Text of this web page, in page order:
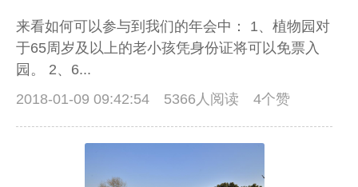
来看如何可以参与到我们的年会中： 1、植物园对
于65周岁及以上的老小孩凭身份证将可以免票入
园。 2、6...
2018-01-09 09:42:54
5366人阅读 4个赞